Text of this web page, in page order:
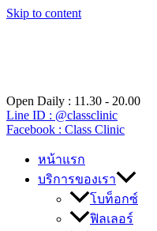
Skip to content
Open Daily : 11.30 - 20.00
Line ID : @classclinic​
Facebook : Class Clinic
หน้าแรก
บริการของเรา
โบท็อกซ์
ฟิลเลอร์